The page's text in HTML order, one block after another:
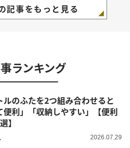
記事をもっと見る
ランキング
ルのふたを2つ組み合わせると
便利」「収納しやすい」【便利
】
2026.07.29